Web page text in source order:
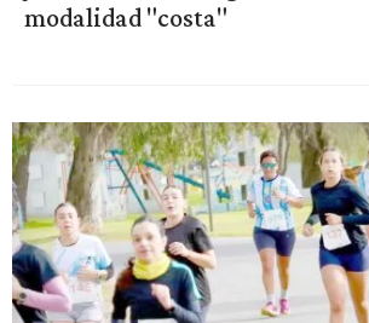
modalidad "costa"